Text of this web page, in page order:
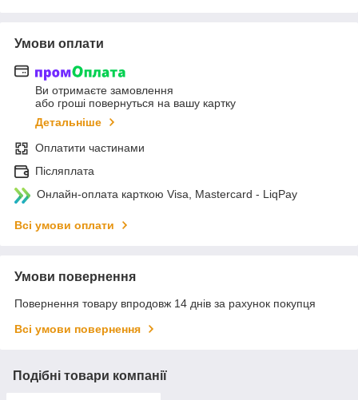
Умови оплати
Ви отримаєте замовлення
або гроші повернуться на вашу картку
Детальніше
Оплатити частинами
Післяплата
Онлайн-оплата карткою Visa, Mastercard - LiqPay
Всі умови оплати
Умови повернення
Повернення товару впродовж 14 днів за рахунок покупця
Всі умови повернення
Подібні товари компанії